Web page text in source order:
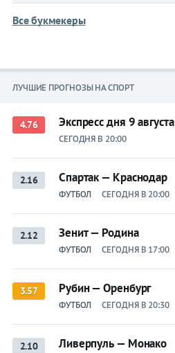
Все букмекеры
ЛУЧШИЕ ПРОГНОЗЫ НА СПОРТ
4.76 Экспресс дня 9 августа
СЕГОДНЯ В 20:00
2.16 Спартак — Краснодар
ФУТБОЛ СЕГОДНЯ В 20:00
2.12 Зенит — Родина
ФУТБОЛ СЕГОДНЯ В 17:00
3.57 Рубин — Оренбург
ФУТБОЛ СЕГОДНЯ В 20:30
2.10 Ливерпуль — Монако